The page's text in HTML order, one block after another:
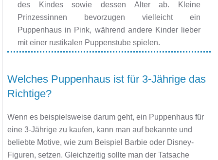
des Kindes sowie dessen Alter ab. Kleine
Prinzessinnen bevorzugen vielleicht ein
Puppenhaus in Pink, während andere Kinder lieber
mit einer rustikalen Puppenstube spielen.
Welches Puppenhaus ist für 3-Jährige das
Richtige?
Wenn es beispielsweise darum geht, ein Puppenhaus für
eine 3-Jährige zu kaufen, kann man auf bekannte und
beliebte Motive, wie zum Beispiel Barbie oder Disney-
Figuren, setzen. Gleichzeitig sollte man der Tatsache